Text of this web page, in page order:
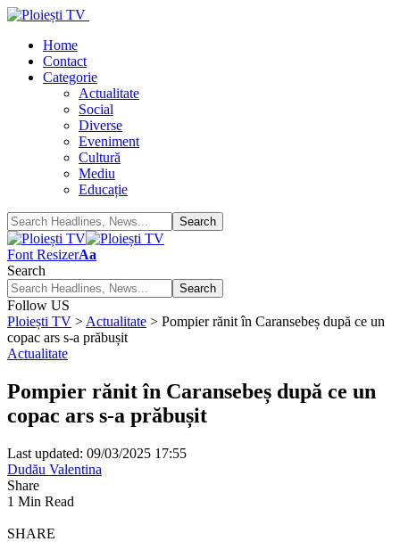
Home
Contact
Categorie
Actualitate
Social
Diverse
Eveniment
Cultură
Mediu
Educație
Font ResizerAa
Search
Follow US
Ploiești TV > Actualitate > Pompier rănit în Caransebeș după ce un
copac ars s-a prăbușit
Actualitate
Pompier rănit în Caransebeș după ce un
copac ars s-a prăbușit
Last updated: 09/03/2025 17:55
Dudău Valentina
Share
1 Min Read
SHARE